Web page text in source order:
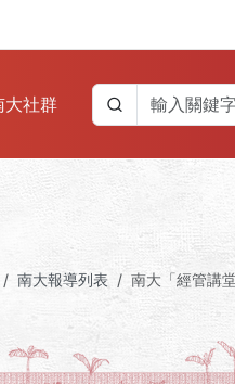
大社群
南大報導列表 南大「經管講